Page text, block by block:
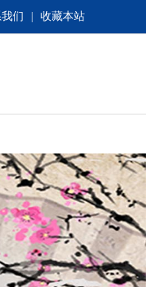
们 收藏本站